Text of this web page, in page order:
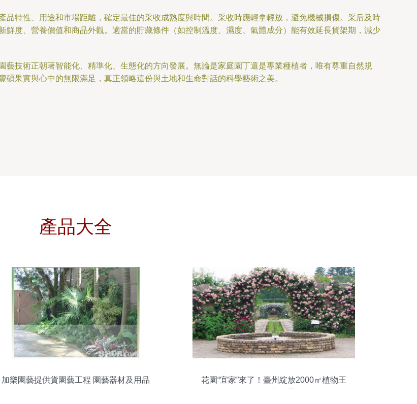
特性、用途和市場距離，確定最佳的采收成熟度與時間。采收時應輕拿輕放，避免機械損傷。采后及時
度、營養價值和商品外觀。適當的貯藏條件（如控制溫度、濕度、氣體成分）能有效延長貨架期，減少
技術正朝著智能化、精準化、生態化的方向發展。無論是家庭園丁還是專業種植者，唯有尊重自然規
果實與心中的無限滿足，真正領略這份與土地和生命對話的科學藝術之美。
產品大全
加樂園藝提供貨園藝工程 園藝器材及用品
花園“宜家”來了！臺州綻放2000㎡植物王